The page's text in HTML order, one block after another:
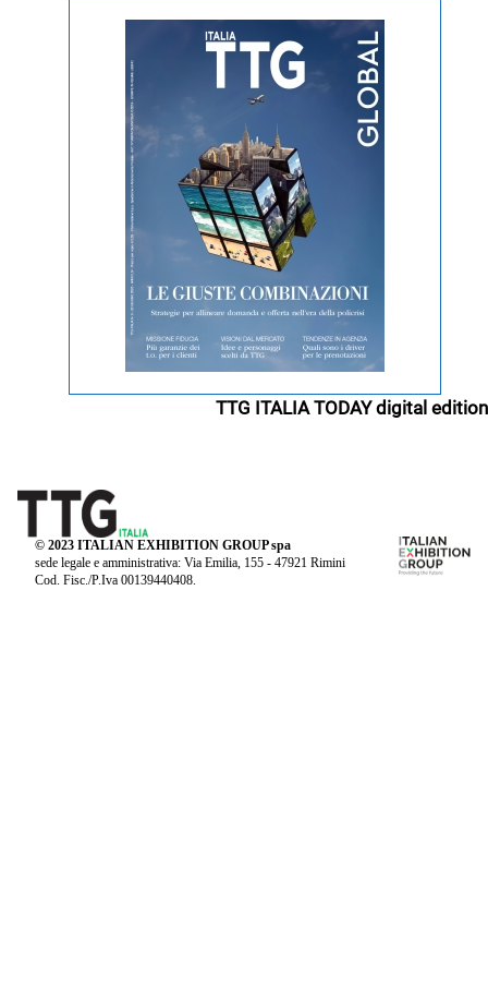
TTG ITALIA TODAY digital edition
© 2023 ITALIAN EXHIBITION GROUP spa
sede legale e amministrativa: Via Emilia, 155 - 47921 Rimini
Cod. Fisc./P.Iva 00139440408.